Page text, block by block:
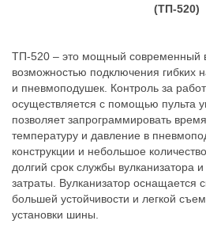
(ТП-520)
ТП-520 – это мощный современный
возможностью подключения гибких
и пневмоподушек. Контроль за
осуществляется с помощью пульта
позволяет запрограммировать
температуру и давление в
конструкции и небольшое
долгий срок службы вулканизатора
затраты. Вулканизатор оснащается
большей устойчивости и легкой
установки шины.